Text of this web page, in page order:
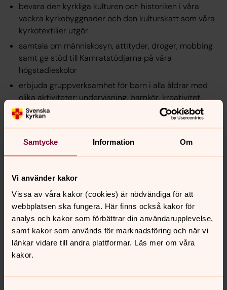
Samtycke Information Om
Vi använder kakor
Vissa av våra kakor (cookies) är nödvändiga för att
webbplatsen ska fungera. Här finns också kakor för
analys och kakor som förbättrar din användarupplevelse,
samt kakor som används för marknadsföring och när vi
länkar vidare till andra plattformar. Läs mer om våra
kakor.
bevara den kyrkliga kulturen och historiken i våra
vackra kyrkobyggnader och den kulturskatt som våra
kyrkotextilier utgör
samtala om människosyn, attityder, droger, mobbing
samt ge stöd till Kamratstödjarna på våra
högstadieskolor
erbjuda gruppverksamhet för barn i alla åldrar med
olika aktiviteter: undervisning, barnkör, kreativitet,
pyssel och frivillig musikundervisning.
med präst, kyrkomusiker och kyrkvaktmästare
och gudstjänster m.m. m.m.
Allt detta är oftast helt kostnadsfritt för deltagarna för
att ingen ska vara utanför sin gemenskap och kyrka.
Ibland tas en självkostnad ut för kaffet eller i
förekommande fall lunchen.
Tack för att du gör detta möjligt!
Du kan räkna ut din kyrkoavgift i uträknaren nedan.